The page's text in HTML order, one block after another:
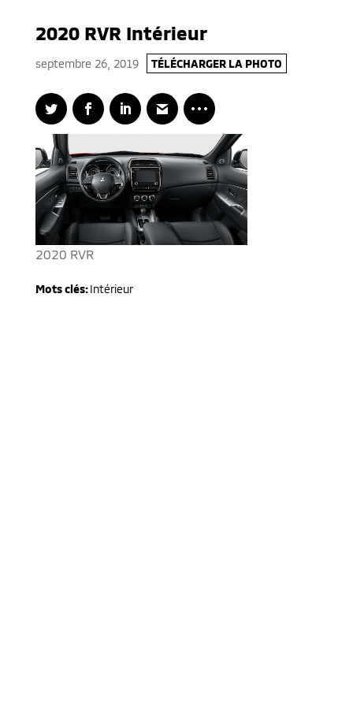
2020 RVR Intérieur
septembre 26, 2019 TÉLÉCHARGER LA PHOTO
2020 RVR
Mots clés:Intérieur